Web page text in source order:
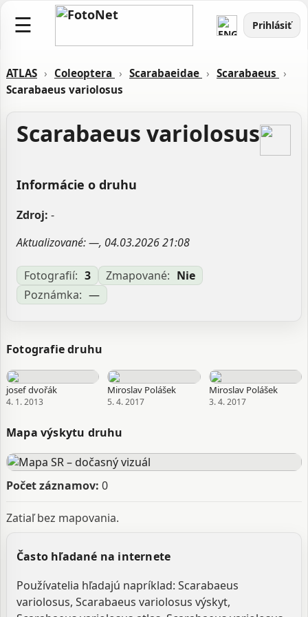
☰ Prihlásiť
ATLAS › Coleoptera › Scarabaeidae › Scarabaeus ›
Scarabaeus variolosus
Scarabaeus variolosus
Informácie o druhu
Zdroj: -
Aktualizované: —, 04.03.2026 21:08
Fotografií: 3 Zmapované: Nie
Poznámka: —
Fotografie druhu
josef dvořák
4. 1. 2013
Miroslav Polášek
5. 4. 2017
Miroslav Polášek
3. 4. 2017
Mapa výskytu druhu
Počet záznamov: 0
Zatiaľ bez mapovania.
Často hľadané na internete
Používatelia hľadajú napríklad: Scarabaeus
variolosus, Scarabaeus variolosus výskyt,